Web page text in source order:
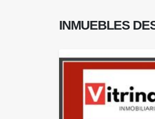
INMUEBLES